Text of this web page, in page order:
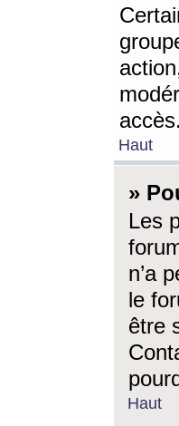
accès.
Haut
»
Les
n’a
le
être
Haut